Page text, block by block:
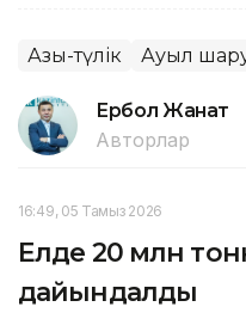
Азық-түлік Ауыл
Ербол Жанат
Авторлар
16:49, 05 Тамыз 2026
Елде 20 млн
дайындалды